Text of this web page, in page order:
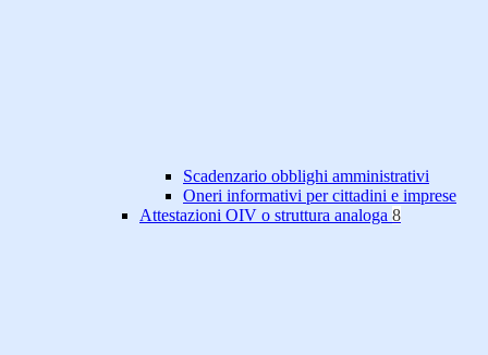
Scadenzario obblighi amministrativi
Oneri informativi per cittadini e imprese
Attestazioni OIV o struttura analoga 8